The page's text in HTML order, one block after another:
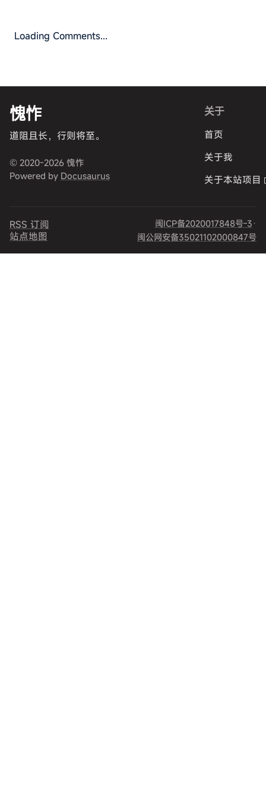
Loading Comments...
愧怍
道阻且长，行则将至。
© 2020-2026 愧怍
Powered by Docusaurus
关于
首页
关于我
关于本站项目
RSS 订阅
站点地图
闽ICP备2020017848号-3 ·
闽公网安备35021102000847号